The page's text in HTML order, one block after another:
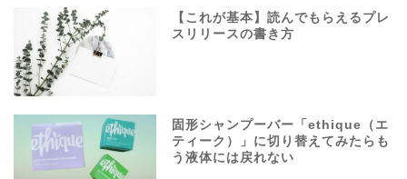
【これが基本】読んでもらえるプレ
スリリースの書き方
固形シャンプーバー「ethique（エ
ティーク）」に切り替えてみたらも
う液体には戻れない